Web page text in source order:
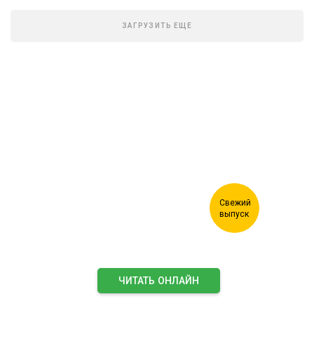
ЧИТАТЬ ОНЛАЙН
ЗАГРУЗИТЬ ЕЩЕ